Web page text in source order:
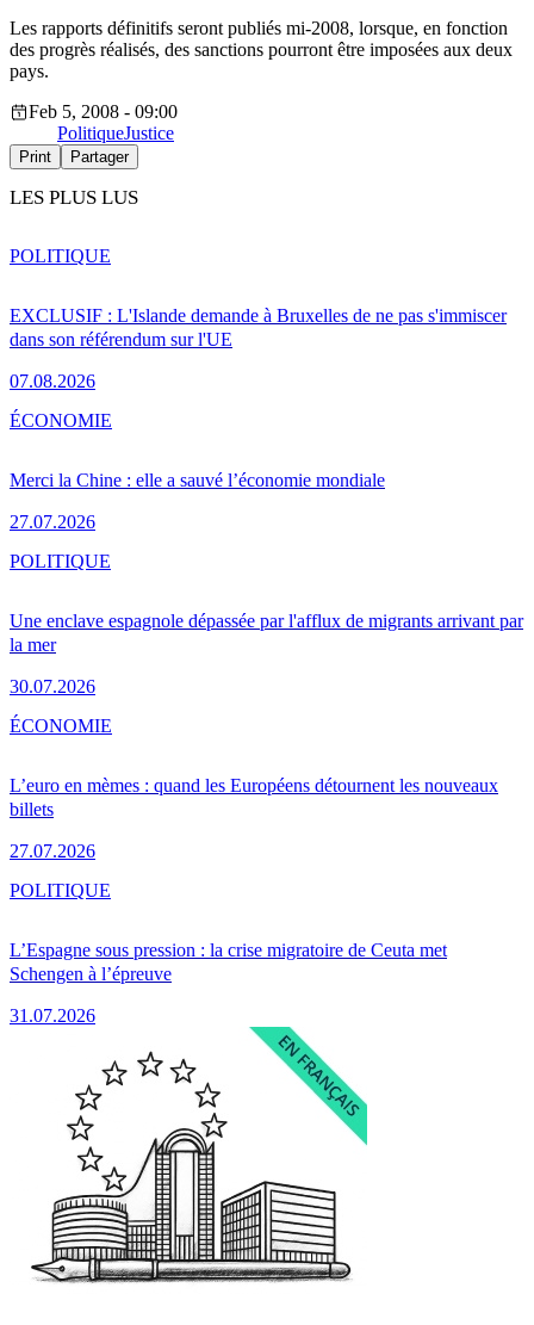
Les rapports définitifs seront publiés mi-2008, lorsque, en fonction
des progrès réalisés, des sanctions pourront être imposées aux deux
pays.
Feb 5, 2008 - 09:00
PolitiqueJustice
Print Partager
LES PLUS LUS
EXCLUSIF : L'Islande demande à Bruxelles de ne pas s'immiscer
dans son référendum sur l'UE
07.08.2026
POLITIQUE
Merci la Chine : elle a sauvé l’économie mondiale
27.07.2026
ÉCONOMIE
Une enclave espagnole dépassée par l'afflux de migrants arrivant par
la mer
30.07.2026
POLITIQUE
L’euro en mèmes : quand les Européens détournent les nouveaux
billets
27.07.2026
ÉCONOMIE
L’Espagne sous pression : la crise migratoire de Ceuta met
Schengen à l’épreuve
31.07.2026
POLITIQUE